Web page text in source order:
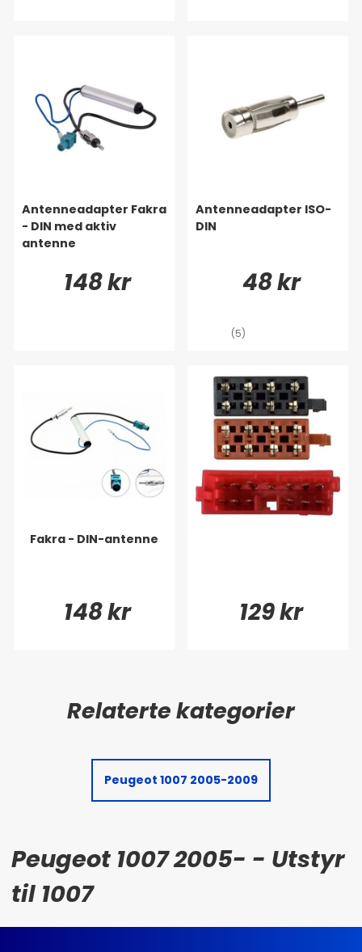
Antenneadapter Fakra
- DIN med aktiv
antenne
148 kr
Antenneadapter ISO-
DIN
48 kr
(5)
Fakra - DIN-antenne
148 kr 129 kr
Peugeot 1007 2005-2009
Peugeot 1007 2005- - Utstyr
til 1007